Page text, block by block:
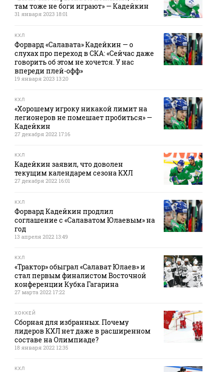
там тоже не боги играют» — Кадейкин
31 января 2023 18:01
КХЛ
Форвард «Салавата» Кадейкин — о
слухах про переход в СКА: «Сейчас даже
говорить об этом не хочется. У нас
впереди плей-офф»
19 января 2023 13:20
КХЛ
«Хорошему игроку никакой лимит на
легионеров не помешает пробиться» —
Кадейкин
27 декабря 2022 17:16
КХЛ
Кадейкин заявил, что доволен
текущим календарем сезона КХЛ
27 декабря 2022 16:01
КХЛ
Форвард Кадейкин продлил
соглашение с «Салаватом Юлаевым» на
год
13 апреля 2022 13:49
КХЛ
«Трактор» обыграл «Салават Юлаев» и
стал первым финалистом Восточной
конференции Кубка Гагарина
27 марта 2022 17:22
ХОККЕЙ
Сборная для избранных. Почему
лидеров КХЛ нет даже в расширенном
составе на Олимпиаде?
18 января 2022 12:35
КХЛ